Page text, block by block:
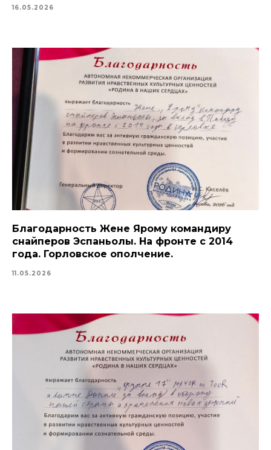
16.05.2026
Благодарность Жене Ярому командиру
снайперов Эспаньолы. На фронте с 2014
года. Горловское ополчение.
11.05.2026